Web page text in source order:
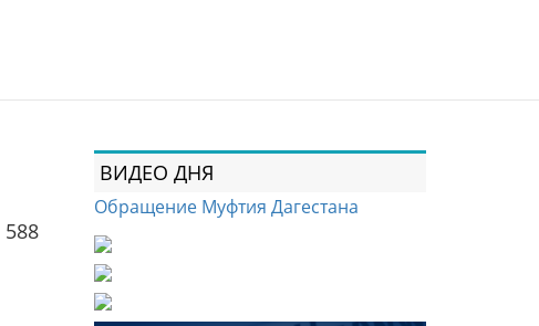
588
ВИДЕО ДНЯ
Обращение Муфтия Дагестана